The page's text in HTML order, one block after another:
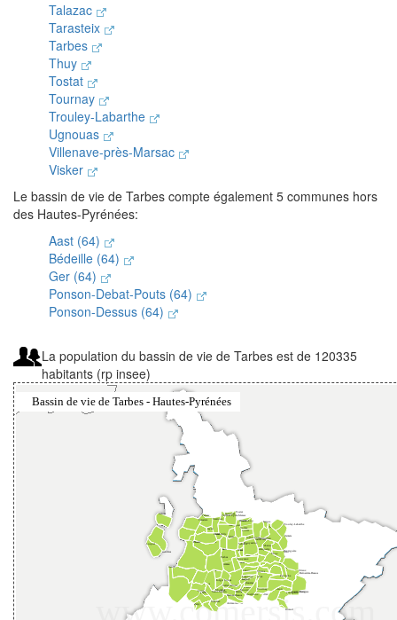
Talazac
Tarasteix
Tarbes
Thuy
Tostat
Tournay
Trouley-Labarthe
Ugnouas
Villenave-près-Marsac
Visker
Le bassin de vie de Tarbes compte également 5 communes hors
des Hautes-Pyrénées:
Aast (64)
Bédeille (64)
Ger (64)
Ponson-Debat-Pouts (64)
Ponson-Dessus (64)
La population du bassin de vie de Tarbes est de 120335
habitants (rp insee)